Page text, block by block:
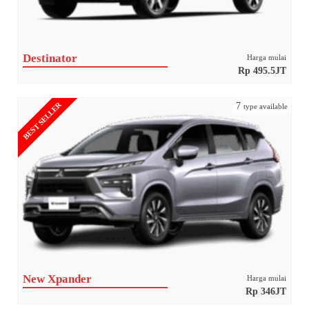
Destinator Harga mulai
Rp 495.5JT
New Xpander Harga mulai
Rp 346JT
BEST SELLER 7 type available